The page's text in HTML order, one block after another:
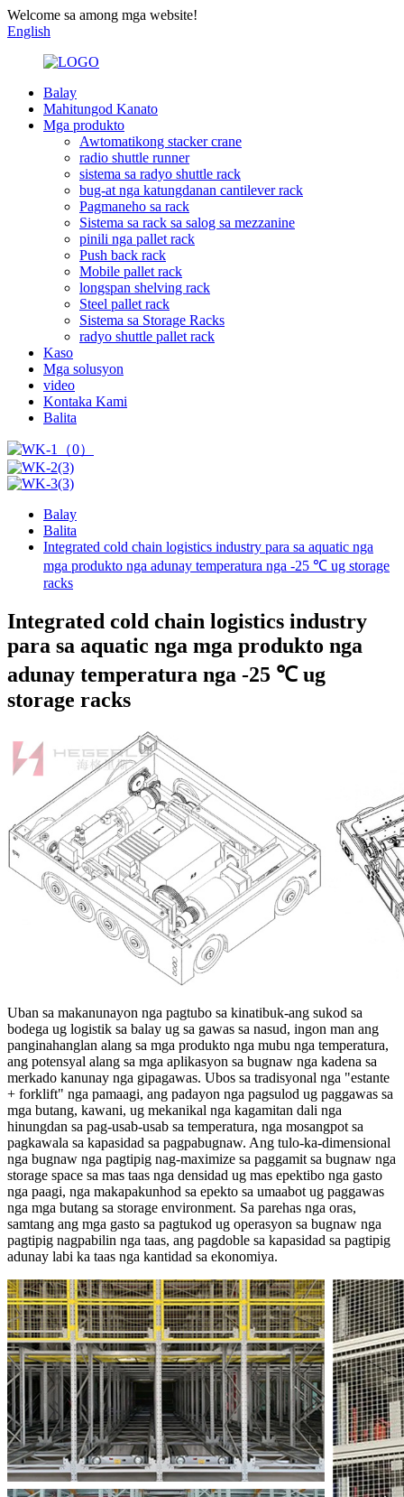
Welcome sa among mga website!
English
Balay
Mahitungod Kanato
Mga produkto
Awtomatikong stacker crane
radio shuttle runner
sistema sa radyo shuttle rack
bug-at nga katungdanan cantilever rack
Pagmaneho sa rack
Sistema sa rack sa salog sa mezzanine
pinili nga pallet rack
Push back rack
Mobile pallet rack
longspan shelving rack
Steel pallet rack
Sistema sa Storage Racks
radyo shuttle pallet rack
Kaso
Mga solusyon
video
Kontaka Kami
Balita
Balay
Balita
Integrated cold chain logistics industry para sa aquatic nga
mga produkto nga adunay temperatura nga -25 ℃ ug storage
racks
Integrated cold chain logistics industry
para sa aquatic nga mga produkto nga
adunay temperatura nga -25 ℃ ug
storage racks
Uban sa makanunayon nga pagtubo sa kinatibuk-ang sukod sa
bodega ug logistik sa balay ug sa gawas sa nasud, ingon man ang
panginahanglan alang sa mga produkto nga mubu nga temperatura,
ang potensyal alang sa mga aplikasyon sa bugnaw nga kadena sa
merkado kanunay nga gipagawas. Ubos sa tradisyonal nga "estante
+ forklift" nga pamaagi, ang padayon nga pagsulod ug paggawas sa
mga butang, kawani, ug mekanikal nga kagamitan dali nga
hinungdan sa pag-usab-usab sa temperatura, nga mosangpot sa
pagkawala sa kapasidad sa pagpabugnaw. Ang tulo-ka-dimensional
nga bugnaw nga pagtipig nag-maximize sa paggamit sa bugnaw nga
storage space sa mas taas nga densidad ug mas epektibo nga gasto
nga paagi, nga makapakunhod sa epekto sa umaabot ug paggawas
nga mga butang sa storage environment. Sa parehas nga oras,
samtang ang mga gasto sa pagtukod ug operasyon sa bugnaw nga
pagtipig nagpabilin nga taas, ang pagdoble sa kapasidad sa pagtipig
adunay labi ka taas nga kantidad sa ekonomiya.